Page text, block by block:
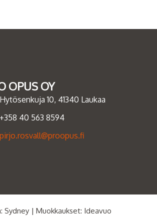
OPUS OY
Hytösenkuja 10, 41340 Laukaa
+358 40 563 8594
pirjo.rosvall@proopus.fi
Sydney | Muokkaukset: Ideavuo